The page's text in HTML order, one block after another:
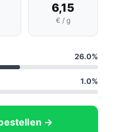
6,15
€ / g
26.0%
1.0%
→